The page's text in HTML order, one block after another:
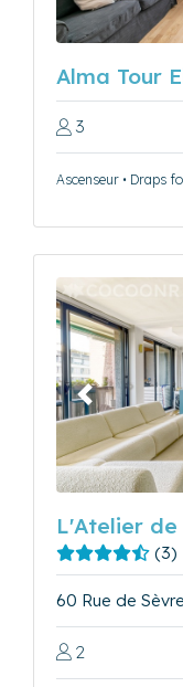
Alma Tour
3
Ascenseur • Draps
Précédent
L'Atelier de
(3)
60 Rue de
2